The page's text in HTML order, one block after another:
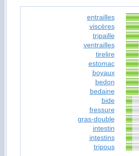
entrailles
viscères
tripaille
ventrailles
tirelire
estomac
boyaux
bedon
bedaine
bide
fressure
gras-double
intestin
intestins
tripous